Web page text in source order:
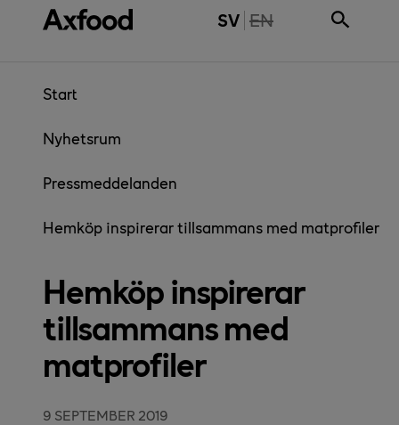
Gå direkt till innehåll SV THE PAGE IS NOT
EN
Start
Nyhetsrum
Pressmeddelanden
Hemköp inspirerar tillsammans med matprofiler
Hemköp inspirerar
tillsammans med
matprofiler
9 SEPTEMBER 2019